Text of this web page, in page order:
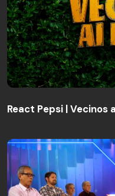
React Pepsi | Vecinos